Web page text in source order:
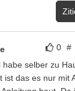
0 #
habe selber zu
ist das es nur mit